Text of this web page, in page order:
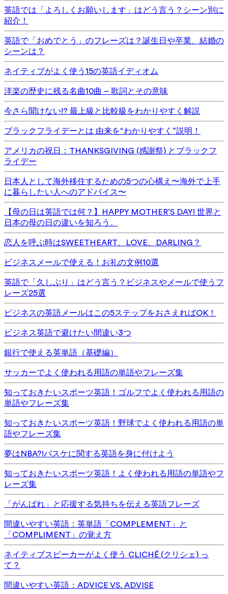
英語では「よろしくお願いします」はどう言う？シーン別に
紹介！
英語で「おめでとう」のフレーズは？誕生日や卒業、結婚の
シーンは？
ネイティブがよく使う15の英語イディオム
洋楽の歴史に残る名曲10曲 – 歌詞とその意味
今さら聞けない!? 最上級と比較級をわかりやすく解説
ブラックフライデーとは 由来を“わかりやすく”説明！
アメリカの祝日：THANKSGIVING (感謝祭) とブラックフ
ライデー
日本人として海外移住するための5つの心構え〜海外で上手
に暮らしたい人へのアドバイス〜
【母の日は英語では何？】HAPPY MOTHER’S DAY! 世界と
日本の母の日の違いを知ろう。
恋人を呼ぶ時はSWEETHEART、LOVE、DARLING？
ビジネスメールで使える！お礼の文例10選
英語で「久しぶり」はどう言う？ビジネスやメールで使うフ
レーズ25選
ビジネスの英語メールはこの5ステップをおさえればOK！
ビジネス英語で避けたい間違い3つ
銀行で使える英単語（基礎編）
サッカーでよく使われる用語の単語やフレーズ集
知っておきたいスポーツ英語！ゴルフでよく使われる用語の
単語やフレーズ集
知っておきたいスポーツ英語！野球でよく使われる用語の単
語やフレーズ集
夢はNBA?!バスケに関する英語を身に付けよう
知っておきたいスポーツ英語！よく使われる用語の単語やフ
レーズ集
「がんばれ」と応援する気持ちを伝える英語フレーズ
間違いやすい英語：英単語「COMPLEMENT」と
「COMPLIMENT」の覚え方
ネイティブスピーカーがよく使う CLICHÉ (クリシェ) っ
て？
間違いやすい英語：ADVICE VS. ADVISE